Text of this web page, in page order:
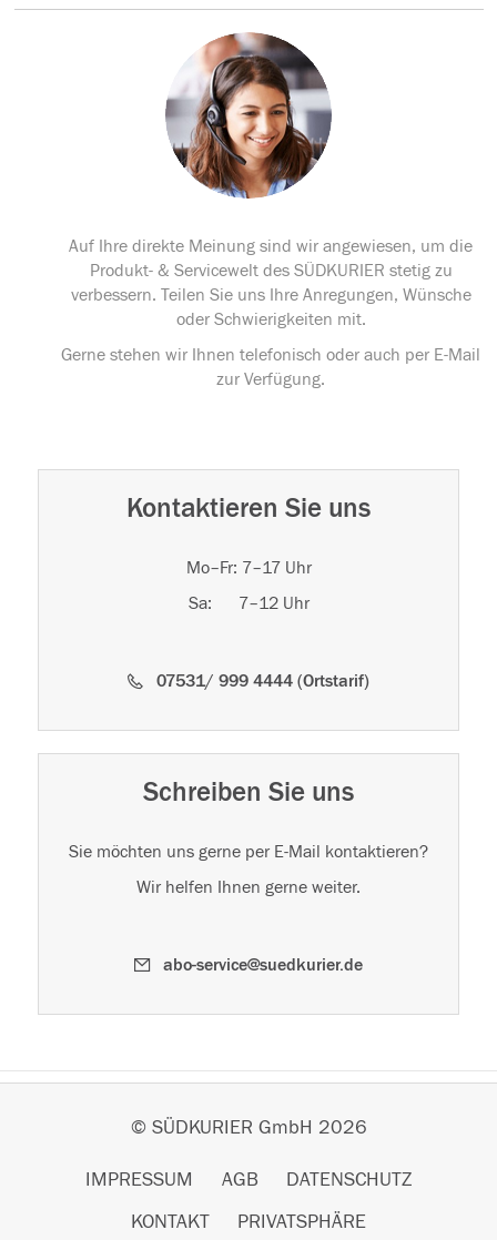
Auf Ihre direkte Meinung sind wir angewiesen, um die
Produkt- & Servicewelt des SÜDKURIER stetig zu
verbessern. Teilen Sie uns Ihre Anregungen, Wünsche
oder Schwierigkeiten mit.
Gerne stehen wir Ihnen telefonisch oder auch per E-Mail
zur Verfügung.
Kontaktieren Sie uns
Mo–Fr: 7–17 Uhr
Sa: 7–12 Uhr
07531/ 999 4444 (Ortstarif)
Schreiben Sie uns
Sie möchten uns gerne per E-Mail kontaktieren?
Wir helfen Ihnen gerne weiter.
abo-service@suedkurier.de
© SÜDKURIER GmbH 2026
IMPRESSUM AGB
DATENSCHUTZ
KONTAKT
PRIVATSPHÄRE